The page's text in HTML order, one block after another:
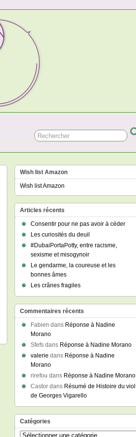
Wish list Amazon
Wish list Amazon
Articles récents
Consentir pour ne pas avoir à céder
Les curiosités du deuil
#DubaiPortaPotty, entre racisme,
sexisme et misogynoir
Le gendarme, la coureuse et les
bonnes âmes
Les crânes fragiles
Commentaires récents
Fabien dans Réponse à Nadine
Morano
Sfefs dans Réponse à Nadine Morano
valerie dans Réponse à Nadine
Morano
rirefou dans Réponse à Nadine Morano
Castor dans Résumé de Histoire du viol
de Georges Vigarello
Catégories
Catégories